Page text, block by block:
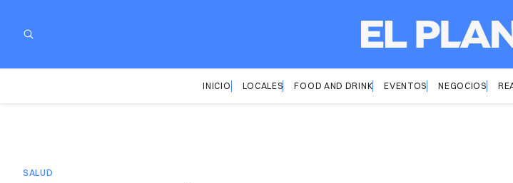
INICIO LOCALES FOOD AND DRINK EVENTOS NEGOCIOS
SALUD